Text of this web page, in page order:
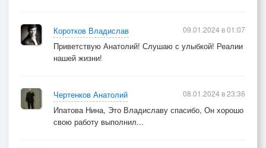
Бабы охают у плит.
Мужикам работать надо.
Да похмелье не велит.
Живы все.
И слава Богу!
Всё как двести лет назад.
Коротков Владислав
Приветствую Анатолий! Слушаю с улыбкой! Реалии
нашей жизни!
09.01.2024 в 01:07
Чертенков Анатолий
Ипатова Нина, Это Владиславу спасибо, Он хорошо
свою работу выполнил...
08.01.2024 в 23:36